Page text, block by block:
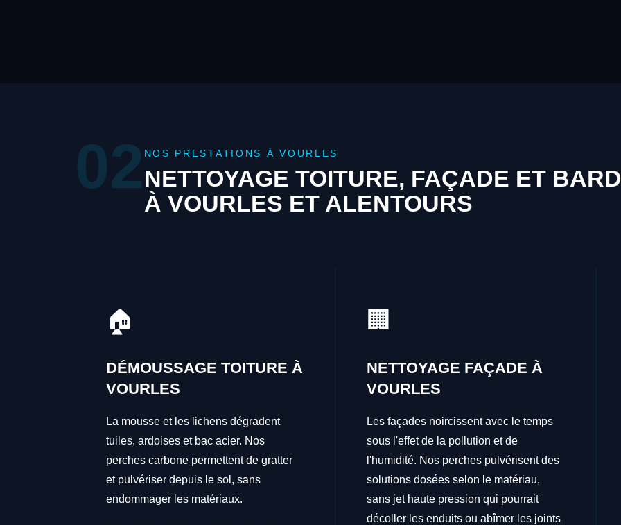
02 NOS PRESTATIONS À VOURLES
NETTOYAGE TOITURE, FAÇADE ET
À VOURLES ET ALENTOURS
🏠
DÉMOUSSAGE TOITURE À
VOURLES
La mousse et les lichens dégradent
tuiles, ardoises et bac acier. Nos
perches carbone permettent de gratter
et pulvériser depuis le sol, sans
endommager les matériaux.
🏢
NETTOYAGE FAÇADE À
VOURLES
Les façades noircissent avec le temps
sous l'effet de la pollution et de
l'humidité. Nos perches pulvérisent des
solutions dosées selon le matériau,
sans jet haute pression qui pourrait
décoller les enduits ou abîmer les joints